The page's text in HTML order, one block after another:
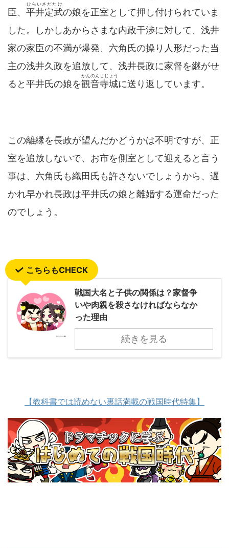
臣、 平井定武
ひらいさだたけ
の娘を正室として押し付けられていま
した。しかしあからさまな内政干渉に対して、浅井
家の家臣の不満が爆発、六角氏の操り人形だった当
主の浅井久政を追放して、浅井長政に家督を継がせ
ると平井氏の娘を観音寺城
かんのんじじょう
に送り返しています。
この離縁を長政が望んだかどうかは不明ですが、正
室を追放しないで、お市を側室として迎えると言う
事は、六角氏も織田氏も許さないでしょうから、遅
かれ早かれ長政は平井氏の娘と離婚する運命だった
のでしょう。
こちらもCHECK
戦国大名と子供の関係は？家督争
いや肉親を殺さなければならなか
った理由
続きを見る
【教科書では読めない裏話満載の戦国時代特集】